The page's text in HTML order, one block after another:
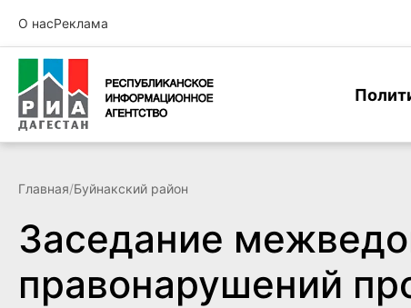
О насРеклама
Главная/Буйнакский район
Заседание
правонарушений